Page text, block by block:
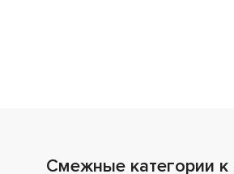
Смежные категории к